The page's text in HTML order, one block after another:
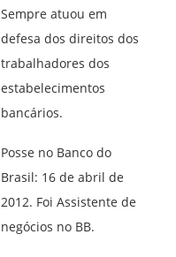
Sempre atuou em
defesa dos direitos dos
trabalhadores dos
estabelecimentos
bancários.
Posse no Banco do
Brasil: 16 de abril de
2012. Foi Assistente de
negócios no BB.